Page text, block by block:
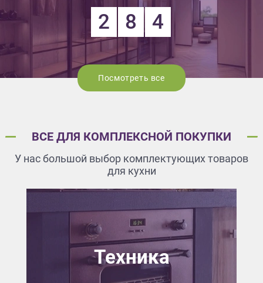
2 8 4
Посмотреть все
ВСЕ ДЛЯ КОМПЛЕКСНОЙ ПОКУПКИ
У нас большой выбор комплектующих товаров
для кухни
Техника